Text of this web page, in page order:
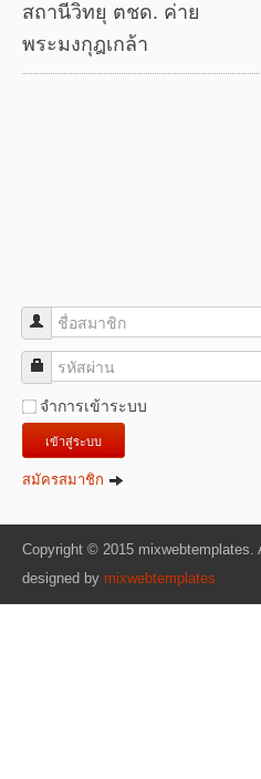
สถานีวิทยุ ตชด. ค่าย
พระมงกุฎเกล้า
ชื่อสมาชิก
รหัสผ่าน
จำการเข้าระบบ
เข้าสู่ระบบ
สมัครสมาชิก
Copyright © 2015 mixwebtemplates.
designed by mixwebtemplates